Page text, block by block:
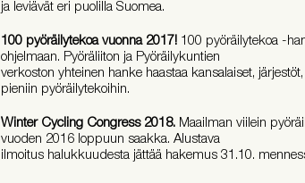
ja leviävät eri puolilla Suomea.
100 pyöräilytekoa vuonna 2017! 100 pyöräilytekoa -
ohjelmaan. Pyöräliiton ja Pyöräilykuntien
verkoston yhteinen hanke haastaa kansalaiset,
pieniin pyöräilytekoihin.
Winter Cycling Congress 2018. Maailman viilein
vuoden 2016 loppuun saakka. Alustava
ilmoitus halukkuudesta jättää hakemus 31.10.